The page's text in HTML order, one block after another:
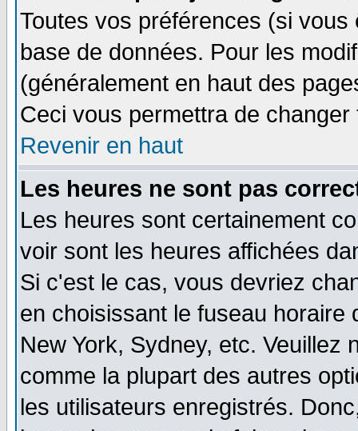
Toutes vos préférences (si
base de données. Pour les
(généralement en haut des
Ceci vous permettra de
Revenir en haut
Les heures ne sont pas
Les heures sont certainement
voir sont les heures affichées
Si c'est le cas, vous devriez
en choisissant le fuseau
New York, Sydney, etc. Veuillez
comme la plupart des autres
les utilisateurs enregistrés.